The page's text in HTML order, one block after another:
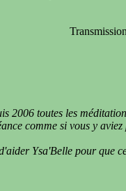
2006 toutes les
comme si vous y
Ysa'Belle pour que